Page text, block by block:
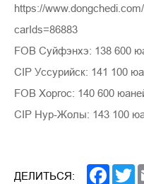
https://
carIds=86883
FOB Суйфэнхэ: 138 600
CIP Уссурийск: 141 100
FOB Хоргос: 140 600
CIP Нур-Жолы: 143 100
ДЕЛИТЬСЯ: